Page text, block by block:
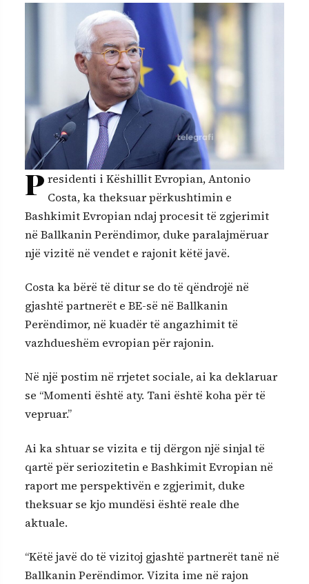
Presidenti i Këshillit Evropian, Antonio
Costa, ka theksuar përkushtimin e
Bashkimit Evropian ndaj procesit të zgjerimit
në Ballkanin Perëndimor, duke paralajmëruar
një vizitë në vendet e rajonit këtë javë.
Costa ka bërë të ditur se do të qëndrojë në
gjashtë partnerët e BE-së në Ballkanin
Perëndimor, në kuadër të angazhimit të
vazhdueshëm evropian për rajonin.
Në një postim në rrjetet sociale, ai ka deklaruar
se “Momenti është aty. Tani është koha për të
vepruar.”
Ai ka shtuar se vizita e tij dërgon një sinjal të
qartë për seriozitetin e Bashkimit Evropian në
raport me perspektivën e zgjerimit, duke
theksuar se kjo mundësi është reale dhe
aktuale.
“Këtë javë do të vizitoj gjashtë partnerët tanë në
Ballkanin Perëndimor. Vizita ime në rajon